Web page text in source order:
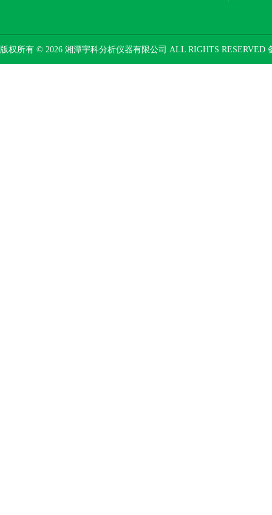
版权所有 © 2026 湘潭宇科分析仪器有限公司 ALL RIGHTS RESERVED